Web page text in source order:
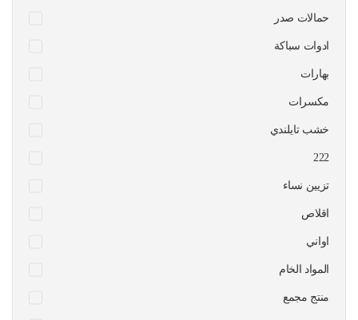
حمالات صدر
ادوات سباكة
بهارات
مكسرات
خشب تايلندي
222
تزيين نساء
اقلاص
اواني
المواد الخام
منتج مجمع